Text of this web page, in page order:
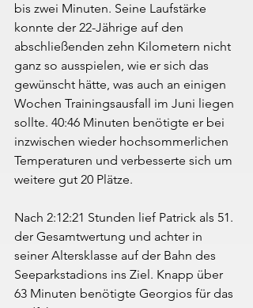
bis zwei Minuten. Seine Laufstärke
konnte der 22-Jährige auf den
abschließenden zehn Kilometern nicht
ganz so ausspielen, wie er sich das
gewünscht hätte, was auch an einigen
Wochen Trainingsausfall im Juni liegen
sollte. 40:46 Minuten benötigte er bei
inzwischen wieder hochsommerlichen
Temperaturen und verbesserte sich um
weitere gut 20 Plätze.
Nach 2:12:21 Stunden lief Patrick als 51.
der Gesamtwertung und achter in
seiner Altersklasse auf der Bahn des
Seeparkstadions ins Ziel. Knapp über
63 Minuten benötigte Georgios für das